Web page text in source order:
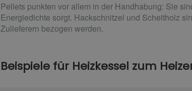
Pellets punkten vor allem in der Handhabung: Sie
Energiedichte sorgt. Hackschnitzel und Scheitholz
Zulieferern bezogen werden.
Beispiele für Heizkessel zum